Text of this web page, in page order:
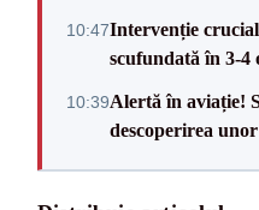
10:47Intervenție
scufundată în 3-4
10:39Alertă în aviație!
descoperirea